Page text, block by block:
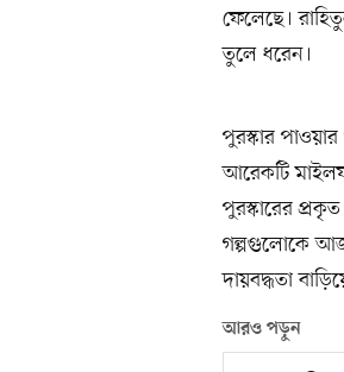
ফেলেছে।
তুলে ধরেন।
পুরস্কার
আরেকটি
পুরস্কারের
গল্পগুলোকে
দায়বদ্ধতা
আরও পড়ুন